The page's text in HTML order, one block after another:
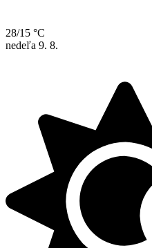
28/15 °C
nedeľa 9. 8.